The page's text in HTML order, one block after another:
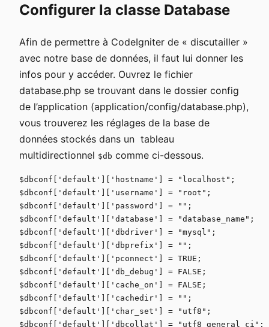
Configurer la classe Database
Afin de permettre à CodeIgniter de « discutailler »
avec notre base de données, il faut lui donner les
infos pour y accéder. Ouvrez le fichier
database.php se trouvant dans le dossier config
de l’application (application/config/database.php),
vous trouverez les réglages de la base de
données stockés dans un tableau
multidirectionnel $db comme ci-dessous.
$dbconf['default']['hostname'] = "localhost";
$dbconf['default']['username'] = "root";
$dbconf['default']['password'] = "";
$dbconf['default']['database'] = "database_name";
$dbconf['default']['dbdriver'] = "mysql";
$dbconf['default']['dbprefix'] = "";
$dbconf['default']['pconnect'] = TRUE;
$dbconf['default']['db_debug'] = FALSE;
$dbconf['default']['cache_on'] = FALSE;
$dbconf['default']['cachedir'] = "";
$dbconf['default']['char_set'] = "utf8";